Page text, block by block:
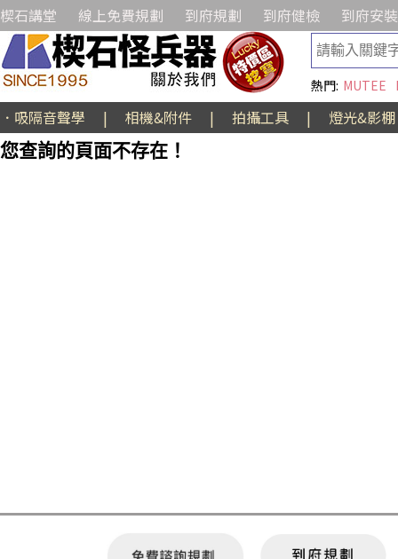
楔石講堂 線上免費規劃 到府規劃 到府健檢 到府安裝
熱門: MUTEE
．吸隔音聲學 | 相機&附件 | 拍攝工具 |
燈光&影棚
您查詢的頁面不存在！